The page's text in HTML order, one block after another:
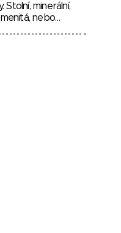
Stolní, minerální,
nebo…